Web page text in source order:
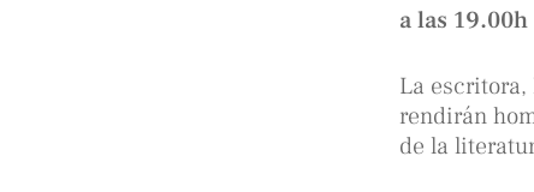
a las
La escritora,
rendirán
de la